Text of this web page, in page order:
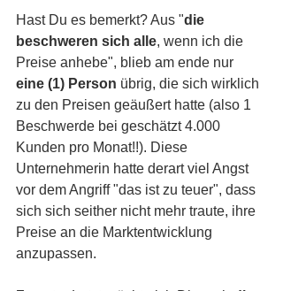
Hast Du es bemerkt? Aus "die
beschweren sich alle, wenn ich die
Preise anhebe", blieb am ende nur
eine (1) Person übrig, die sich wirklich
zu den Preisen geäußert hatte (also 1
Beschwerde bei geschätzt 4.000
Kunden pro Monat!!). Diese
Unternehmerin hatte derart viel Angst
vor dem Angriff "das ist zu teuer", dass
sich sich seither nicht mehr traute, ihre
Preise an die Marktentwicklung
anzupassen.